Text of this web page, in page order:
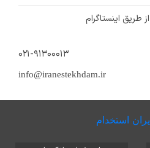
طریق اینستاگرام
۰۲۱-۹۱۳۰۰۰۱۳
info@iranestekhdam.ir